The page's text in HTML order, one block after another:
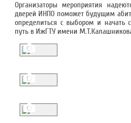
Организаторы мероприятия
дверей ИНПО поможет будущим
определиться с выбором и начать
путь в ИжГТУ имени